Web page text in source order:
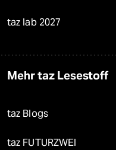
taz lab 2027
Mehr taz Lesestoff
taz Blogs
taz FUTURZWEI